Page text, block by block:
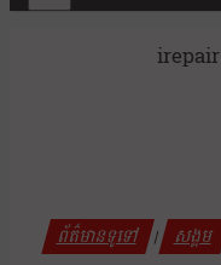
ព័ត៌មានទូទៅ | សង្គម